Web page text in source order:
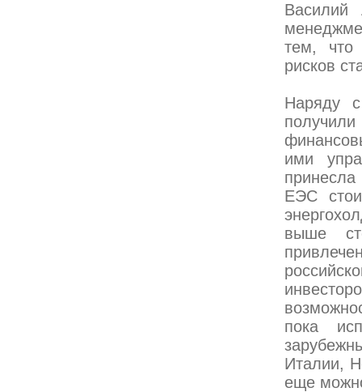
Василий
тем,
рисков
Наряду с
ими
ЕЭС
выше
пока
Италии,
еще